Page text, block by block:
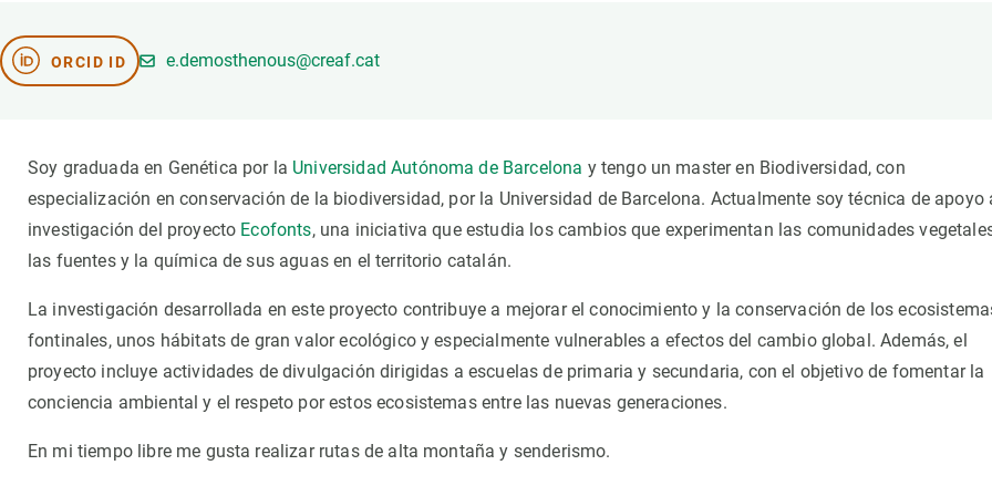
ORCID ID e.demosthenous@creaf.cat
Soy graduada en Genética por la Universidad Autónoma de Barcelona y tengo un master en Biodiversidad, con
especialización en conservación de la biodiversidad, por la Universidad de Barcelona. Actualmente soy técnica de apoyo
investigación del proyecto Ecofonts, una iniciativa que estudia los cambios que experimentan las comunidades
las fuentes y la química de sus aguas en el territorio catalán.
La investigación desarrollada en este proyecto contribuye a mejorar el conocimiento y la conservación de los
fontinales, unos hábitats de gran valor ecológico y especialmente vulnerables a efectos del cambio global. Además, el
proyecto incluye actividades de divulgación dirigidas a escuelas de primaria y secundaria, con el objetivo de fomentar la
conciencia ambiental y el respeto por estos ecosistemas entre las nuevas generaciones.
En mi tiempo libre me gusta realizar rutas de alta montaña y senderismo.
Instalaciones
Equidad, Diversidad e Inclusión (EDI)
Documentación
Te
NOTICIAS Y AGENDA
Agenda
Eventos anteriores
Actualidad
Noticias
Biodiversidad